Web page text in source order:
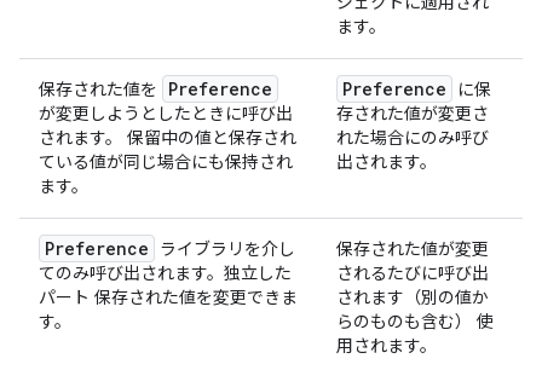
ます。
保存された値を Preference
が変更しようとしたときに呼び出
されます。 保留中の値と保存され
ている値が同じ場合にも保持され
ます。
Preference
に保
存された値が変更さ
れた場合にのみ呼び
出されます。
Preference
ライブラリを介し
てのみ呼び出されます。独立した
パート 保存された値を変更できま
す。
保存された値が変更
されるたびに呼び出
されます（別の値か
らのものも含む） 使
用されます。